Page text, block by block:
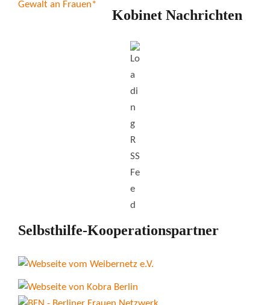
Kobinet Nachrichten
Selbsthilfe-Kooperationspartner